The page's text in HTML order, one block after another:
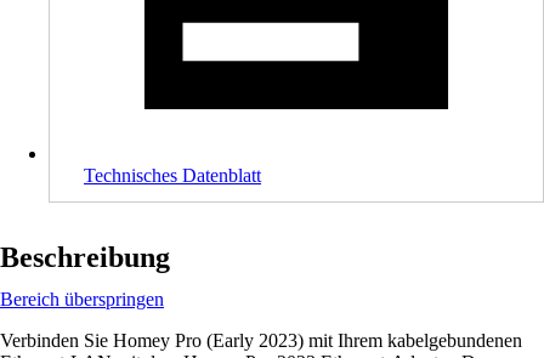
Technisches Datenblatt
Beschreibung
Bereich überspringen
Verbinden Sie Homey Pro (Early 2023) mit Ihrem kabelgebundenen